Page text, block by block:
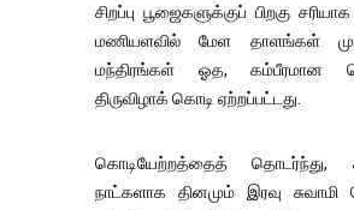
சிறப்பு பூஜைகளுக்குப் பிறகு
மணியளவில் மேள தாளங்கள்
மந்திரங்கள் ஓத, கம்பீரமான
திருவிழாக் கொடி ஏற்றப்பட்டது.
கொடியேற்றத்தைத் தொடர்ந்து,
நாட்களாக தினமும் இரவு சுவாமி